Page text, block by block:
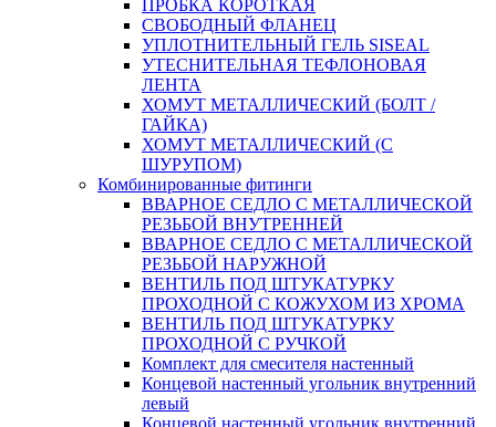
ПРОБКА КОРОТКАЯ
СВОБОДНЫЙ ФЛАНЕЦ
УПЛОТНИТЕЛЬНЫЙ ГЕЛЬ SISEAL
УТЕСНИТЕЛЬНАЯ ТЕФЛОНОВАЯ
ЛЕНТА
ХОМУТ МЕТАЛЛИЧЕСКИЙ (БОЛТ /
ГАЙКА)
ХОМУТ МЕТАЛЛИЧЕСКИЙ (С
ШУРУПОМ)
Комбинированные фитинги
ВВАРНОЕ СЕДЛО С МЕТАЛЛИЧЕСКОЙ
РЕЗЬБОЙ ВНУТРЕННЕЙ
ВВАРНОЕ СЕДЛО С МЕТАЛЛИЧЕСКОЙ
РЕЗЬБОЙ НАРУЖНОЙ
ВЕНТИЛЬ ПОД ШТУКАТУРКУ
ПРОХОДНОЙ С КОЖУХОМ ИЗ ХРОМА
ВЕНТИЛЬ ПОД ШТУКАТУРКУ
ПРОХОДНОЙ С РУЧКОЙ
Комплект для смесителя настенный
Концевой настенный угольник внутренний
левый
Концевой настенный угольник внутренний